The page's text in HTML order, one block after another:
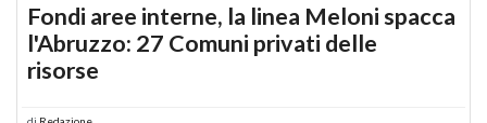
Fondi aree interne, la linea Meloni spacca
l'Abruzzo: 27 Comuni privati delle
risorse
di Redazione